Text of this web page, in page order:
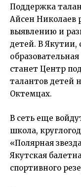
Поддержка
Айсен Николаев
выявлению и
детей. В Якутии,
станет Центр
талантов детей
Октемцах.
В сеть еще
школа,
«Полярная
Якутская
спортивного